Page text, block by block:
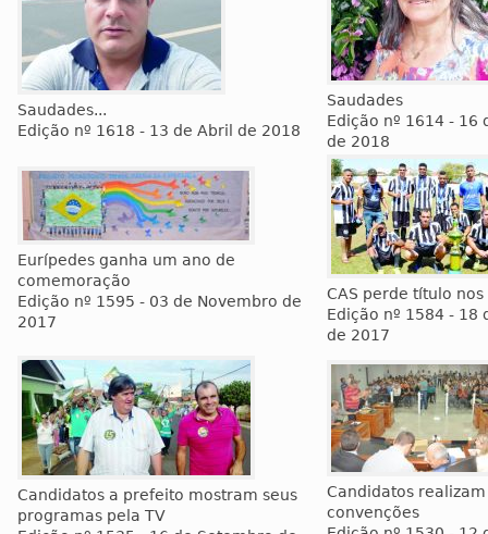
Saudades...
Edição nº 1618 - 13 de Abril de 2018
Saudades
Edição nº 1614 - 16
de 2018
Eurípedes ganha um ano de
comemoração
Edição nº 1595 - 03 de Novembro de
2017
CAS perde título
Edição nº 1584 - 18
de 2017
Candidatos a prefeito mostram seus
programas pela TV
Candidatos realizam
convenções